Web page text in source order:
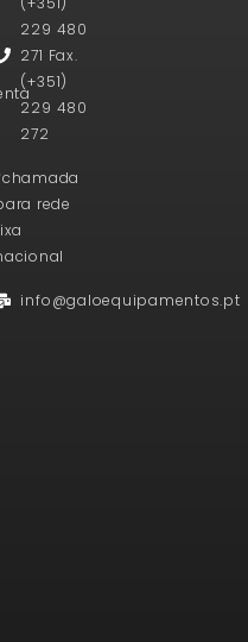
229 480
271 Fax.
(+351)
229 480
272
rede
info@galoequipamentos.pt